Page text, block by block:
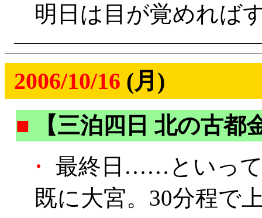
明日は目が覚めれば
2006/10/16 (月)
■
【三泊四日 北の古
・
最終日……といって
既に大宮。30分程